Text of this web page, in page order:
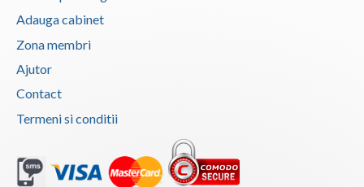
Vrancea
Adauga cabinet
Zona membri
Ajutor
Contact
Termeni si conditii